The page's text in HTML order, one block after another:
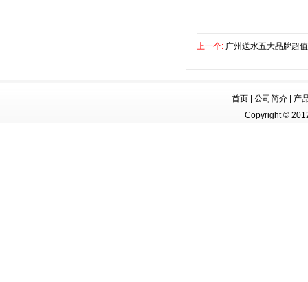
上一个: 广州送水五大品牌超
首页 公司简介
产
Copyright ©